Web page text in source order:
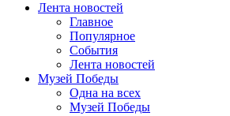
Лента новостей
Главное
Популярное
События
Лента новостей
Музей Победы
Одна на всех
Музей Победы